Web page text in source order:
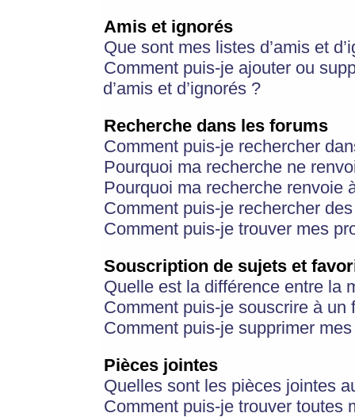
Amis et ignorés
Que sont mes listes d’amis et
Comment puis-je ajouter ou
d’amis et d’ignorés ?
Recherche dans les forums
Comment puis-je rechercher
Pourquoi ma recherche ne
Pourquoi ma recherche renvoie
Comment puis-je rechercher
Comment puis-je trouver mes
Souscription de sujets et
Quelle est la différence entre la
Comment puis-je souscrire à
Comment puis-je supprimer
Pièces jointes
Quelles sont les pièces jointes
Comment puis-je trouver toutes